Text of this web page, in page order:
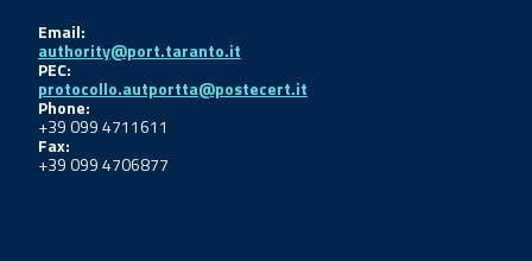
Email:
authority@port.taranto.it
PEC:
protocollo.autportta@postecert.it
Phone:
+39 099 4711611
Fax:
+39 099 4706877